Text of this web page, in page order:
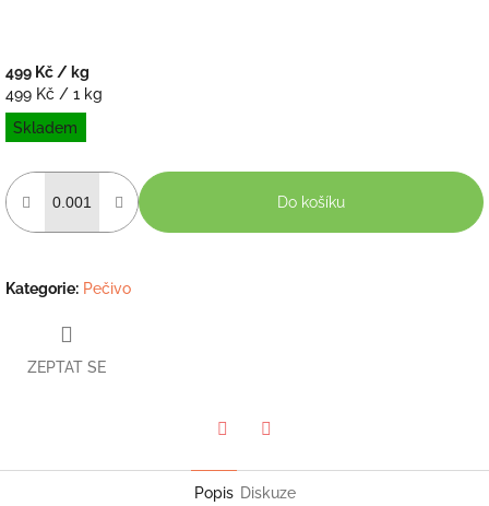
499 Kč / kg
Měrná
cena:
499 Kč / 1 kg
Skladem
Do košíku
Kategorie: Pečivo
ZEPTAT SE
Popis Diskuze